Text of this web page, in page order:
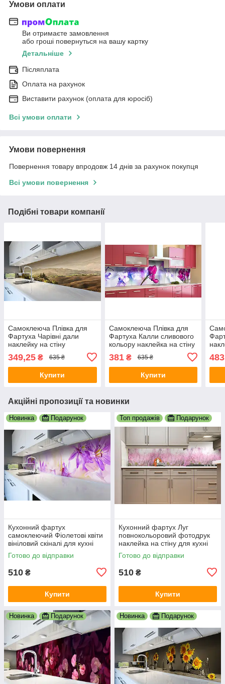
Умови оплати
Ви отримаєте замовлення
або гроші повернуться на вашу картку
Детальніше
Післяплата
Оплата на рахунок
Виставити рахунок (оплата для юросіб)
Всі умови оплати
Умови повернення
Повернення товару впродовж 14 днів за рахунок покупця
Всі умови повернення
Подібні товари компанії
Самоклеюча Плівка для
Фартуха Чарівні дали
наклейку на стіну
349,25 ₴ 635 ₴
Купити
Самоклеюча Плівка для
Фартуха Калли сливового
кольору наклейка на стіну
381₴ 635 ₴
Купити
483
Акційні пропозиції та новинки
Новинка Подарунок
Кухонний фартух
самоклеючий Фіолетові квіти
вініловий скіналі для кухні
наклейка ПВХ 600х2000 мм
Готово до відправки
510 ₴
Купити
Топ продажів Подарунок
Кухонний фартух Луг
повнокольоровий фотодрук
наклейка на стіну для кухні
квіти трава вінтаж рожевий
600х2000 мм
Готово до відправки
510 ₴
Купити
Новинка Подарунок Новинка Подарунок